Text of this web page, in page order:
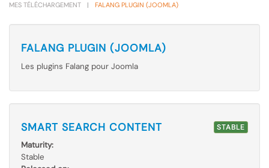
MES TÉLÉCHARGEMENT FALANG PLUGIN (JOOMLA)
FALANG PLUGIN (JOOMLA)
Les plugins Falang pour Joomla
STABLE
SMART SEARCH CONTENT
Maturity:
Stable